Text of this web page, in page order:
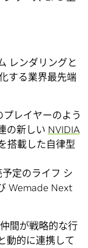
レンダリングと
する業界最先端
レイヤーのよう
の新しい NVIDIA
搭載した自律型
予定のライフ シ
Wemade Next
間が戦略的な行
動的に連携して